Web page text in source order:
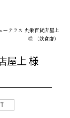
ーテラス 丸栄百貨店屋上
様 （飲食店）
屋上 様